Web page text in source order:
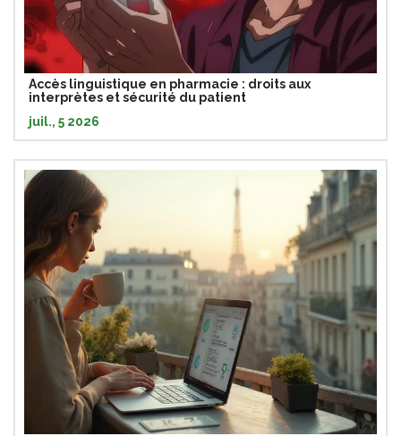
Accès linguistique en pharmacie : droits aux
interprètes et sécurité du patient
juil., 5 2026